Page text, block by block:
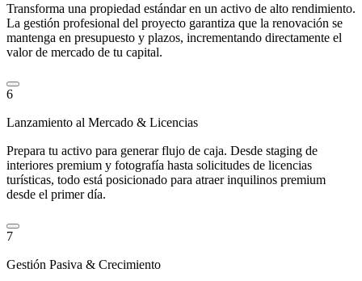
Transforma una propiedad estándar en un activo de alto rendimiento.
La gestión profesional del proyecto garantiza que la renovación se
mantenga en presupuesto y plazos, incrementando directamente el
valor de mercado de tu capital.
6
Lanzamiento al Mercado & Licencias
Prepara tu activo para generar flujo de caja. Desde staging de
interiores premium y fotografía hasta solicitudes de licencias
turísticas, todo está posicionado para atraer inquilinos premium
desde el primer día.
7
Gestión Pasiva & Crecimiento